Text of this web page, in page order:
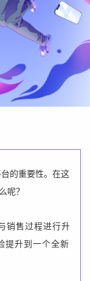
的重要性。在这
呢？
销售过程进行升
提升到一个全新